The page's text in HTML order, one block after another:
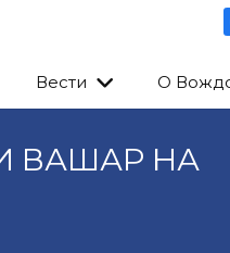
Вести О
ВАШАР НА